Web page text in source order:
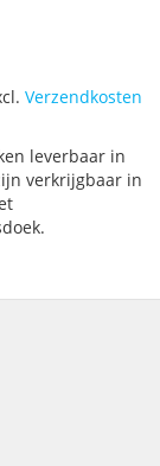
Verzendkosten
leverbaar in
verkrijgbaar in